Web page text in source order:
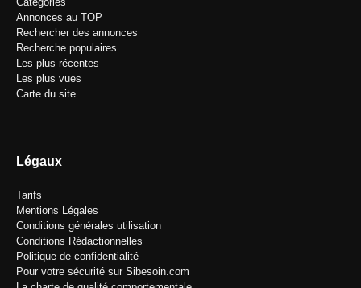
Annonces au TOP
Rechercher des annonces
Recherche populaires
Les plus récentes
Les plus vues
Carte du site
Légaux
Tarifs
Mentions Légales
Conditions générales utilisation
Conditions Rédactionnelles
Politique de confidentialité
Pour votre sécurité sur Sibesoin.com